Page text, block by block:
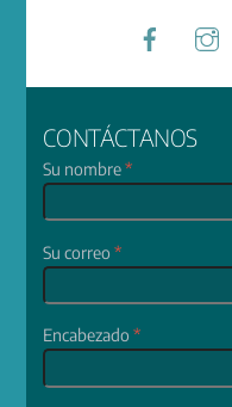
Facebook
CONTÁCTANOS
Su nombre*
Su correo*
Encabezado*